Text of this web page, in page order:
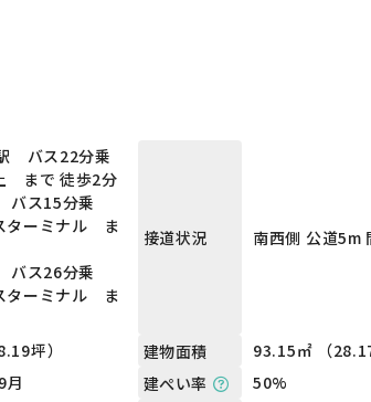
バス22分乗
まで 徒歩2分
ス15分乗
ターミナル ま
ス26分乗
ターミナル ま
接道状況 南西側 公道5m
坪） 建物面積
93.15㎡ （
月 建ぺい率
50%